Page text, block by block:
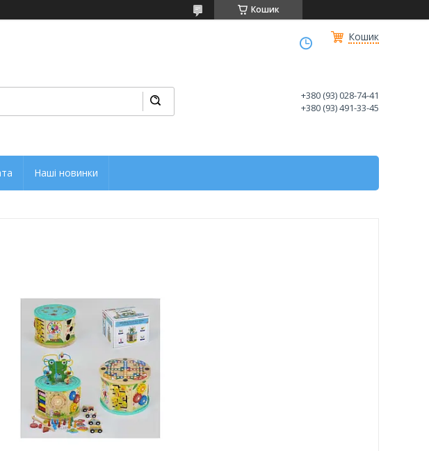
Кошик
Кошик
+380 (93) 028-74-41
+380 (93) 491-33-45
Наші новинки